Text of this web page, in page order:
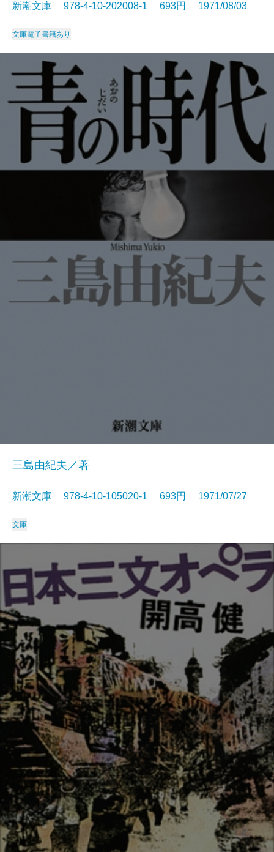
新潮文庫 978-4-10-202008-1 693円 1971/08/03
文庫電子書籍あり
三島由紀夫／著
新潮文庫 978-4-10-105020-1 693円 1971/07/27
文庫